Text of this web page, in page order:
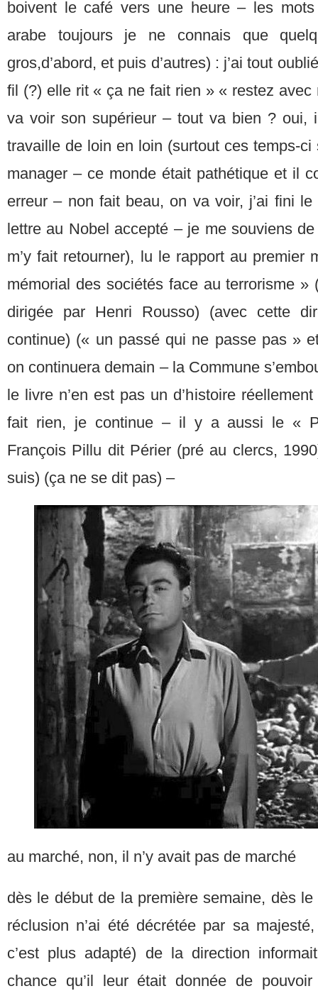
boivent le café vers une heure – les mots
arabe toujours je ne connais que
gros,d’abord, et puis d’autres) : j’ai tout
fil (?) elle rit « ça ne fait rien » « restez
va voir son supérieur – tout va bien ?
travaille de loin en loin (surtout ces temps-
manager – ce monde était pathétique et il
erreur – non fait beau, on va voir, j’ai fini
lettre au Nobel accepté – je me souviens
m’y fait retourner), lu le rapport au premier
mémorial des sociétés face au terrorisme »
dirigée par Henri Rousso) (avec cette
continue) (« un passé qui ne passe pas »
on continuera demain – la Commune
le livre n’en est pas un d’histoire
fait rien, je continue – il y a aussi le «
François Pillu dit Périer (pré au clercs,
suis) (ça ne se dit pas) –
au marché, non, il n’y avait pas de marché
dès le début de la première semaine, dès
réclusion n’ai été décrétée par sa
c’est plus adapté) de la direction
chance qu’il leur était donnée de